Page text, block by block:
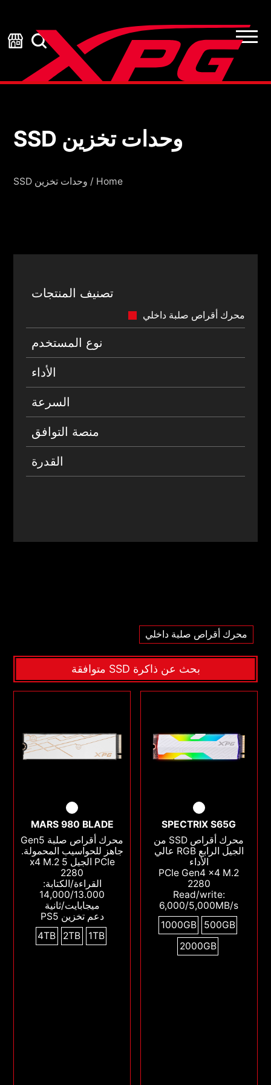
وحدات تخزين SSD
وحدات تخزين SSD
Home
/ وحدات تخزين SSD
تصنيف المنتجات
محرك أقراص صلبة داخلي
نوع المستخدم
الأداء
السرعة
منصة التوافق
القدرة
محرك أقراص صلبة داخلي
بحث عن ذاكرة SSD متوافقة
SPECTRIX S65G
محرك أقراص SSD من
الجيل الرابع RGB عالي
الأداء
PCIe Gen4 x4 M.2
2280
Read/write:
6,000/5,000MB/s
500GB
1000GB
2000GB
MARS 980 BLADE
محرك أقراص صلبة Gen5
جاهز للحواسيب المحمولة.
PCIe الجيل 5 x4 M.2
2280
القراءة/الكتابة:
14,000/13.000
ميجابايت/ثانية
دعم تخزين PS5
1TB
2TB
4TB